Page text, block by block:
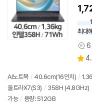
최대
상
품
견
6
별
점
AI노트북 / 40.6cm(16인치) /
울트라X7(S3) / 358H (4.8GHz)
가능 / 용량: 512GB